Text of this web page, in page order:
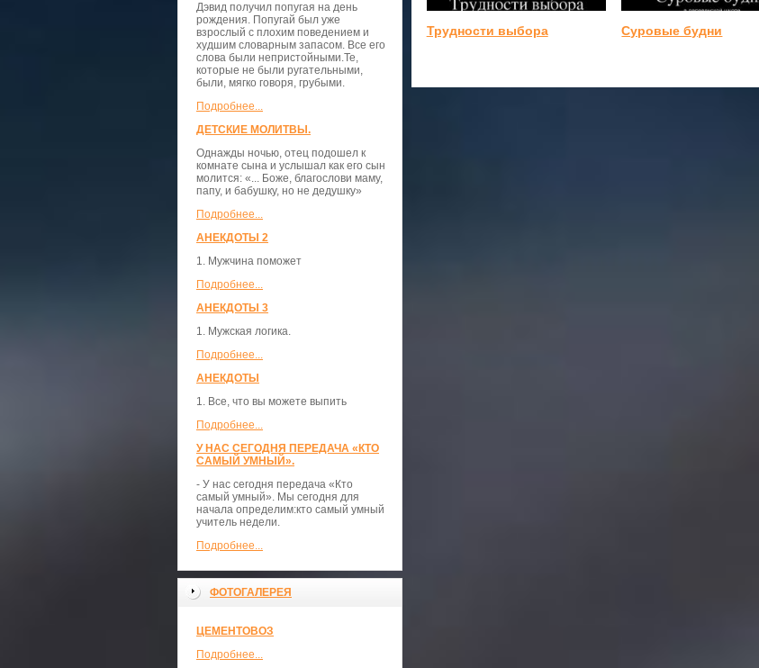
Дэвид получил попугая на день
рождения. Попугай был уже
взрослый с плохим поведением и
худшим словарным запасом. Все его
слова были непристойными.Те,
которые не были ругательными,
были, мягко говоря, грубыми.
Подробнее...
ДЕТСКИЕ МОЛИТВЫ.
Однажды ночью, отец подошел к
комнате сына и услышал как его сын
молится: «... Боже, благослови маму,
папу, и бабушку, но не дедушку»
Подробнее...
АНЕКДОТЫ 2
1. Мужчина поможет
Подробнее...
АНЕКДОТЫ 3
1. Мужская логика.
Подробнее...
АНЕКДОТЫ
1. Все, что вы можете выпить
Подробнее...
У НАС СЕГОДНЯ ПЕРЕДАЧА «КТО
САМЫЙ УМНЫЙ».
- У нас сегодня передача «Кто
самый умный». Мы сегодня для
начала определим:кто самый умный
учитель недели.
Подробнее...
ФОТОГАЛЕРЕЯ
ЦЕМЕНТОВОЗ
Подробнее...
Трудности выбора Суровые будни